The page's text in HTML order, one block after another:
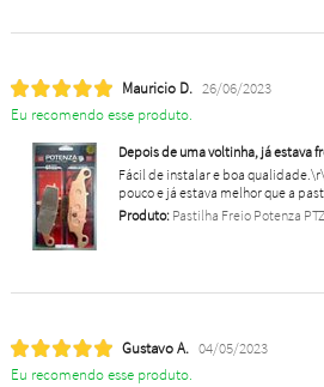
Mauricio D. 26/06/2023
Eu recomendo esse produto.
Depois de uma voltinha, já estava
Fácil de instalar e boa
pouco e já estava melhor que a
Produto:Pastilha Freio Potenza
Gustavo A. 04/05/2023
Eu recomendo esse produto.